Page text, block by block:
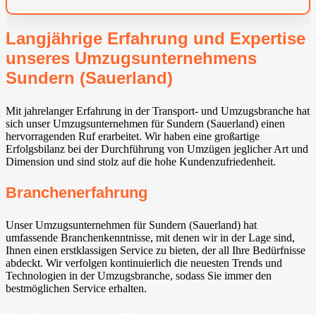
Langjährige Erfahrung und Expertise
unseres Umzugsunternehmens
Sundern (Sauerland)
Mit jahrelanger Erfahrung in der Transport- und Umzugsbranche hat
sich unser Umzugsunternehmen für Sundern (Sauerland) einen
hervorragenden Ruf erarbeitet. Wir haben eine großartige
Erfolgsbilanz bei der Durchführung von Umzügen jeglicher Art und
Dimension und sind stolz auf die hohe Kundenzufriedenheit.
Branchenerfahrung
Unser Umzugsunternehmen für Sundern (Sauerland) hat
umfassende Branchenkenntnisse, mit denen wir in der Lage sind,
Ihnen einen erstklassigen Service zu bieten, der all Ihre Bedürfnisse
abdeckt. Wir verfolgen kontinuierlich die neuesten Trends und
Technologien in der Umzugsbranche, sodass Sie immer den
bestmöglichen Service erhalten.